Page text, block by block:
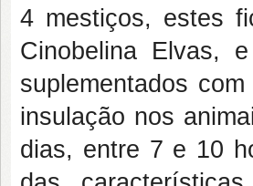
4 mestiços, estes
Cinobelina Elvas,
suplementados
insulação nos
dias, entre 7 e 10